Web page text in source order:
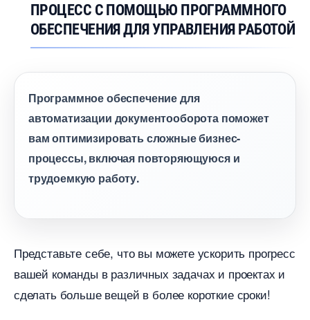
ПРОЦЕСС С ПОМОЩЬЮ ПРОГРАММНОГО
ОБЕСПЕЧЕНИЯ ДЛЯ УПРАВЛЕНИЯ РАБОТОЙ
Программное обеспечение для
автоматизации документооборота поможет
ам оптимизировать сложные бизнес-
процессы, включая повторяющуюся и
трудоемкую работу.
Представьте себе, что вы можете ускорить прогресс
ашей команды в различных задачах и проектах и
сделать больше вещей в более короткие сроки!